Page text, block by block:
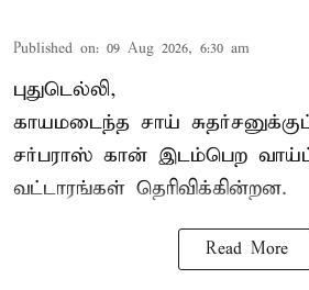
Published on: 09 Aug 2026, 6:30 am
புதுடெல்லி,
காயமடைந்த சாய்
சர்பராஸ் கான் இடம்பெற
வட்டாரங்கள் தெரிவிக்கின்றன.
Read More